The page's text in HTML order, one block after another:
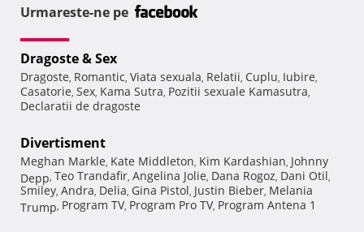
Urmareste-ne pe
Dragoste & Sex
Dragoste, Romantic, Viata sexuala, Relatii, Cuplu, Iubire,
Casatorie, Sex, Kama Sutra, Pozitii sexuale Kamasutra,
Declaratii de dragoste
Divertisment
Meghan Markle, Kate Middleton, Kim Kardashian, Johnny
Depp, Teo Trandafir, Angelina Jolie, Dana Rogoz, Dani Otil,
Smiley, Andra, Delia, Gina Pistol, Justin Bieber, Melania
Trump, Program TV, Program Pro TV, Program Antena 1